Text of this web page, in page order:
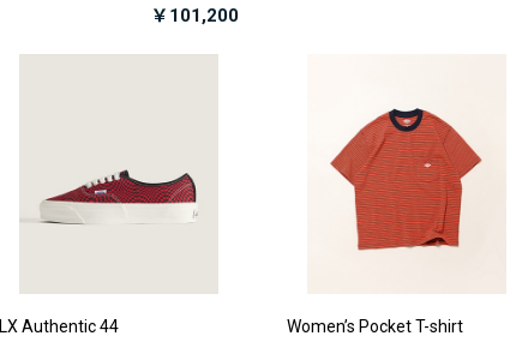
￥101,200
LX Authentic 44
Women’s Pocket T-shirt